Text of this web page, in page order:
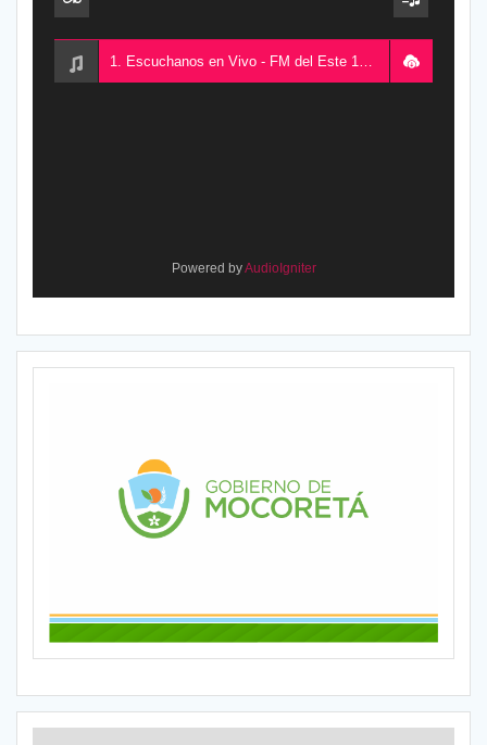
1. Escuchanos en Vivo - FM del Este 100.5, desde Chajarí, Entre Ríos, Argentina
Powered byAudioIgniter